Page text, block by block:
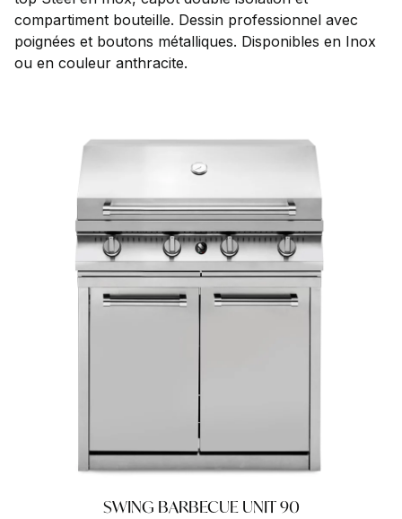
compartiment bouteille. Dessin professionnel avec
poignées et boutons métalliques. Disponibles en Inox
ou en couleur anthracite.
SWING BARBECUE UNIT 90